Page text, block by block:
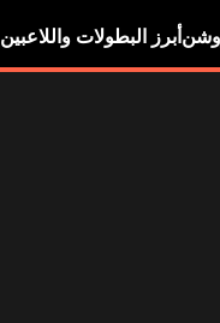
أبرز البطولات واللاعبين